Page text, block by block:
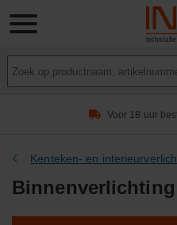
Voor 18 uur
Kenteken- en
Binnenverlichting